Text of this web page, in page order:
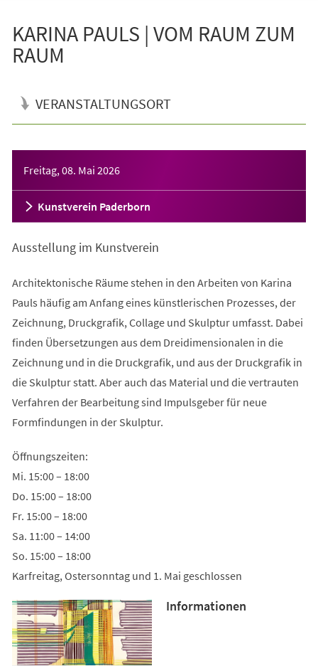
KARINA PAULS | VOM RAUM ZUM
RAUM
VERANSTALTUNGSORT
Freitag, 08. Mai 2026
Kunstverein Paderborn
Ausstellung im Kunstverein
Architektonische Räume stehen in den Arbeiten von Karina
Pauls häufig am Anfang eines künstlerischen Prozesses, der
Zeichnung, Druckgrafik, Collage und Skulptur umfasst. Dabei
finden Übersetzungen aus dem Dreidimensionalen in die
Zeichnung und in die Druckgrafik, und aus der Druckgrafik in
die Skulptur statt. Aber auch das Material und die vertrauten
Verfahren der Bearbeitung sind Impulsgeber für neue
Formfindungen in der Skulptur.
Öffnungszeiten:
Mi. 15:00 – 18:00
Do. 15:00 – 18:00
Fr. 15:00 – 18:00
Sa. 11:00 – 14:00
So. 15:00 – 18:00
Karfreitag, Ostersonntag und 1. Mai geschlossen
Informationen